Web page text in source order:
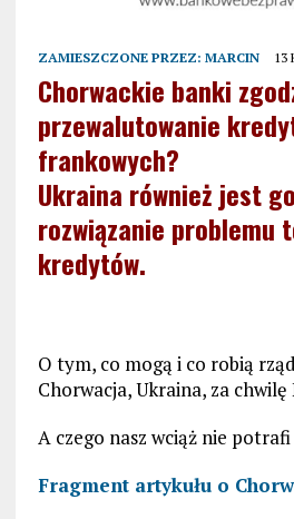
ZAMIESZCZONE PRZEZ: MARCIN 13
Chorwackie banki
przewalutowanie
frankowych?
Ukraina również jest
rozwiązanie problemu
kredytów.
O tym, co mogą i co robią
Chorwacja, Ukraina, za chwilę
A czego nasz wciąż nie
Fragment artykułu o